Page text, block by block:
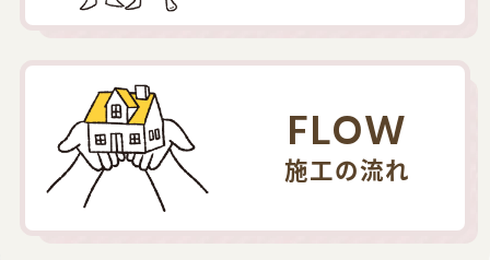
FLOW
施工の流れ